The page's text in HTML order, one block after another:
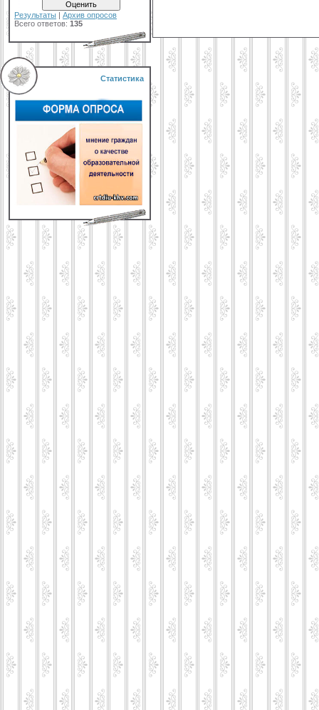
Результаты | Архив опросов
Всего ответов: 135
Статистика